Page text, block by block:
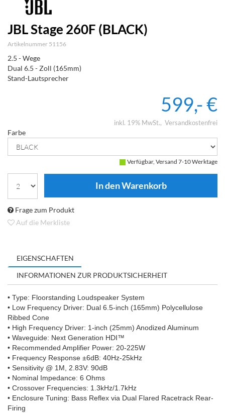
JBL Stage 260F (BLACK)
Artikelnummer 51156
2.5 - Wege
Dual 6.5 - Zoll (165mm)
Stand-Lautsprecher
599,- €
inkl. 19% MwSt. Versandkostenfrei
Farbe
Verfügbar, Versand 7-10 Werktage
Frage zum Produkt
Auf die Merkliste
EIGENSCHAFTEN
INFORMATIONEN ZUR PRODUKTSICHERHEIT
• Type: Floorstanding Loudspeaker System
• Low Frequency Driver: Dual 6.5-inch (165mm) Polycellulose
Ribbed Cone
• High Frequency Driver: 1-inch (25mm) Anodized Aluminum
• Waveguide: Next Generation HDI™
• Recommended Amplifier Power: 20-225W
• Frequency Response ±6dB: 40Hz-25kHz
• Sensitivity @ 1M, 2.83V: 90dB
• Nominal Impedance: 6 Ohms
• Crossover Frequencies: 1.3kHz/1.7kHz
• Enclosure Tuning: Bass Reflex via Dual Flared Racetrack Rear-
Firing